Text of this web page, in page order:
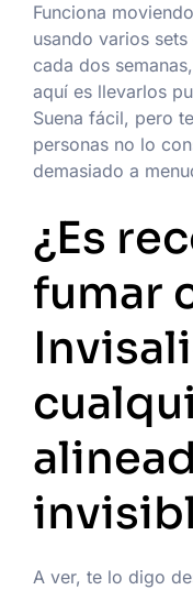
Funciona
usando varios
cada dos
aquí es llevarlos
Suena fácil, pero
personas no lo
demasiado a
¿Es
fumar
A ver, te lo digo